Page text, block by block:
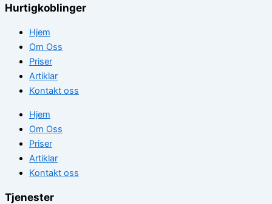
Hurtigkoblinger
Hjem
Om Oss
Priser
Artiklar
Kontakt oss
Hjem
Om Oss
Priser
Artiklar
Kontakt oss
Tjenester